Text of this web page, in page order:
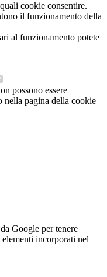
cookie consentire.
il funzionamento della
al funzionamento potete
possono essere
nella pagina della cookie
Google per tenere
incorporati nel